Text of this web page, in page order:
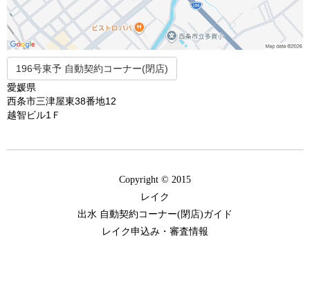
196号東予 自動契約コーナー(閉店)
愛媛県
西条市三津屋東38番地12
越智ビル1Ｆ
Copyright © 2015
レイク
出水 自動契約コーナー(閉店)ガイド
レイク申込み・審査情報